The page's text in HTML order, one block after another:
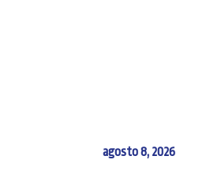
agosto 8, 2026